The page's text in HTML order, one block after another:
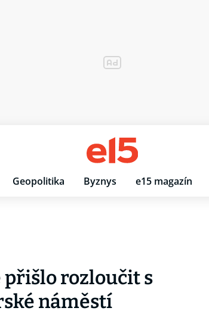
Geopolitika Byznys e15 magazín
přišlo rozloučit s
náměstí